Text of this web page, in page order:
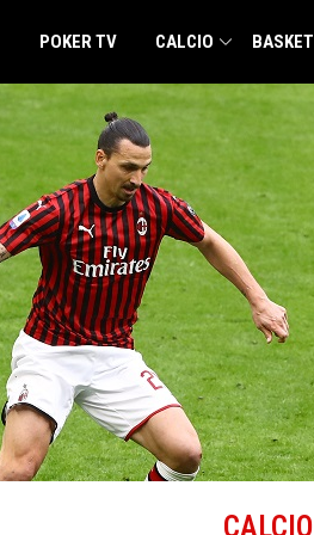
POKER TV CALCIO BASKET
CALCIO